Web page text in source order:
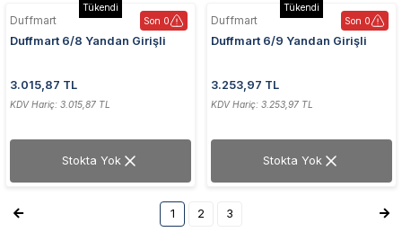
Tükendi
Son 0
Duffmart
Duffmart 6/8 Yandan Girişli
3.015,87 TL
KDV Hariç: 3.015,87 TL
Stokta Yok
Tükendi
Son 0
Duffmart
Duffmart 6/9 Yandan Girişli
3.253,97 TL
KDV Hariç: 3.253,97 TL
Stokta Yok
1 2 3